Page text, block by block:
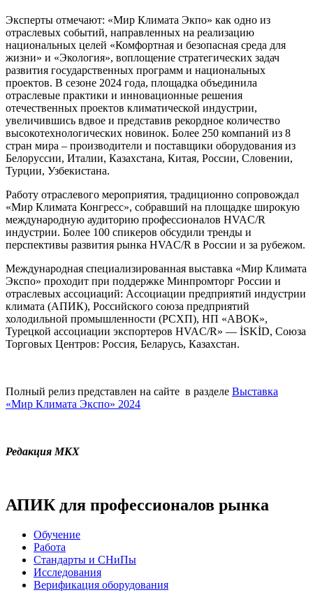
Эксперты отмечают: «Мир Климата Экпо» как одно из
отраслевых событий, направленных на реализацию
национальных целей «Комфортная и безопасная среда для
жизни» и «Экология», воплощение стратегических задач
развития государственных программ и национальных
проектов. В сезоне 2024 года, площадка объединила
отраслевые практики и инновационные решения
отечественных проектов климатической индустрии,
увеличившись вдвое и представив рекордное количество
высокотехнологических новинок. Более 250 компаний из 8
стран мира – производители и поставщики оборудования из
Белоруссии, Италии, Казахстана, Китая, России, Словении,
Турции, Узбекистана.
Работу отраслевого мероприятия, традиционно сопровождал
«Мир Климата Конгресс», собравший на площадке широкую
международную аудиторию профессионалов HVAC/R
индустрии. Более 100 спикеров обсудили тренды и
перспективы развития рынка HVAC/R в России и за рубежом.
Международная специализированная выставка «Мир Климата
Экспо» проходит при поддержке Минпромторг России и
отраслевых ассоциаций: Ассоциации предприятий индустрии
климата (АПИК), Российского союза предприятий
холодильной промышленности (РСХП), НП «АВОК»,
Турецкой ассоциации экспортеров HVAC/R» — İSKİD, Союза
Торговых Центров: Россия, Беларусь, Казахстан.
Полный релиз представлен на сайте в разделе Выставка
«Мир Климата Экспо» 2024
Редакция МКХ
АПИК для профессионалов рынка
Обучение
Работа
Стандарты и СНиПы
Исследования
Верификация оборудования